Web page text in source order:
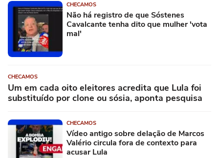
CHECAMOS
Não há registro de que Sóstenes
Cavalcante tenha dito que mulher 'vota
mal'
CHECAMOS
Um em cada oito eleitores acredita que Lula foi
substituído por clone ou sósia, aponta pesquisa
CHECAMOS
Vídeo antigo sobre delação de Marcos
Valério circula fora de contexto para
acusar Lula